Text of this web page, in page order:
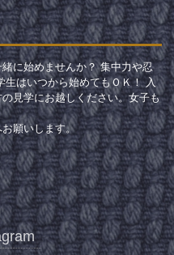
に始めませんか？ 集中力や忍
はいつから始めてもＯＫ！ 入
見学にお越しください。女子も
お願いします。